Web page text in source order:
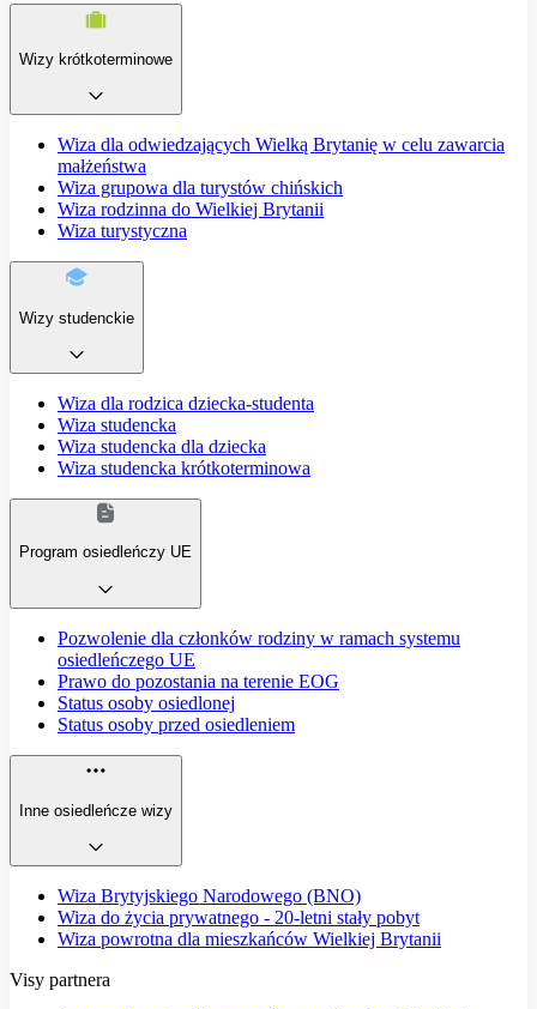
Wizy krótkoterminowe
Wiza dla odwiedzających Wielką Brytanię w celu zawarcia
małżeństwa
Wiza grupowa dla turystów chińskich
Wiza rodzinna do Wielkiej Brytanii
Wiza turystyczna
Wizy studenckie
Wiza dla rodzica dziecka-studenta
Wiza studencka
Wiza studencka dla dziecka
Wiza studencka krótkoterminowa
Program osiedleńczy UE
Pozwolenie dla członków rodziny w ramach systemu
osiedleńczego UE
Prawo do pozostania na terenie EOG
Status osoby osiedlonej
Status osoby przed osiedleniem
Inne osiedleńcze wizy
Wiza Brytyjskiego Narodowego (BNO)
Wiza do życia prywatnego - 20-letni stały pobyt
Wiza powrotna dla mieszkańców Wielkiej Brytanii
Visy partnera